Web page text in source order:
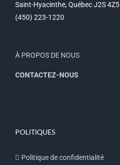
Saint-Hyacinthe, Québec J2S 4Z5
(450) 223-1220
À PROPOS DE NOUS
CONTACTEZ-NOUS
POLITIQUES
Politique de confidentialité